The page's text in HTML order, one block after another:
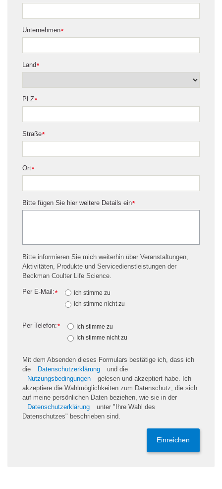
*
Unternehmen
*
Land
*
PLZ
*
Straße
*
Ort
*
Bitte fügen Sie hier weitere Details ein
Bitte informieren Sie mich weiterhin über Veranstaltungen,
Aktivitäten, Produkte und Servicedienstleistungen der
Beckman Coulter Life Science.
*
Per E-Mail:
Ich stimme zu
Ich stimme nicht zu
*
Per Telefon:
Ich stimme zu
Ich stimme nicht zu
Mit dem Absenden dieses Formulars bestätige ich, dass ich
die
Datenschutzerklärung
und die
Nutzungsbedingungen
gelesen und akzeptiert habe. Ich
akzeptiere die Wahlmöglichkeiten zum Datenschutz, die sich
auf meine persönlichen Daten beziehen, wie sie in der
Datenschutzerklärung
unter "Ihre Wahl des
Datenschutzes" beschrieben sind.
Einreichen